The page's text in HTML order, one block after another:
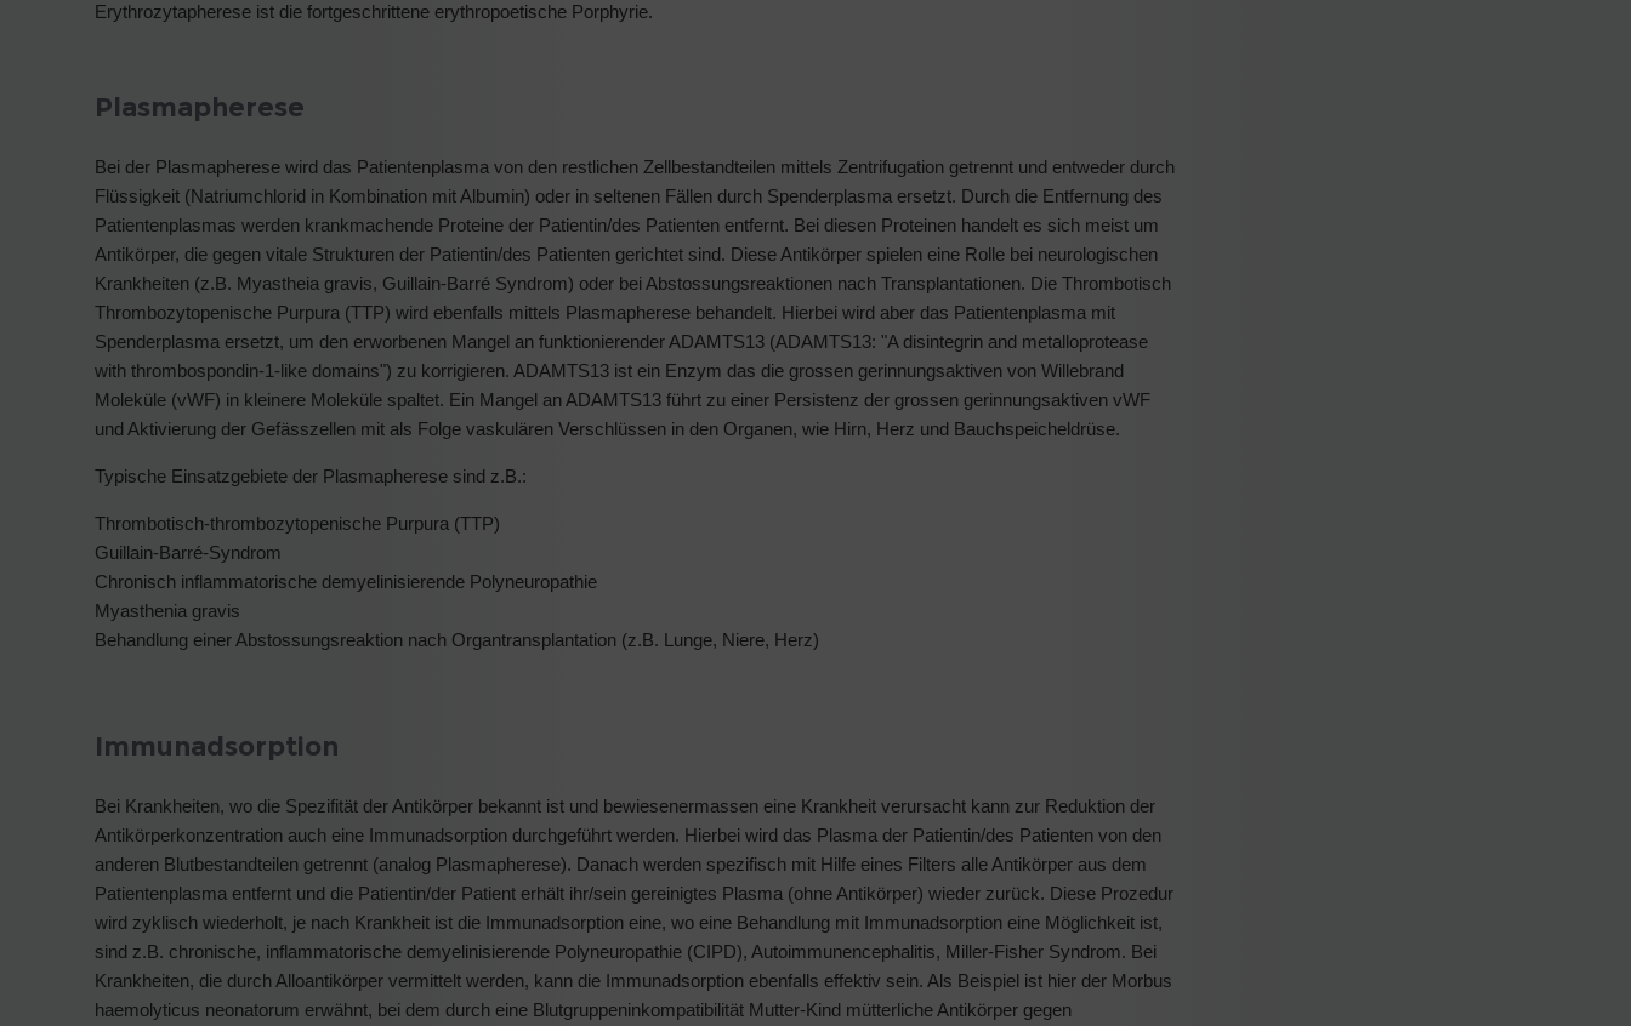
Erythrozytapherese ist die fortgeschrittene erythropoetische Porphyrie.
Plasmapherese
Bei der Plasmapherese wird das Patientenplasma von den restlichen Zellbestandteilen mittels Zentrifugation getrennt und entweder durch
Flüssigkeit (Natriumchlorid in Kombination mit Albumin) oder in seltenen Fällen durch Spenderplasma ersetzt. Durch die Entfernung des
Patientenplasmas werden krankmachende Proteine der Patientin/des Patienten entfernt. Bei diesen Proteinen handelt es sich meist um
Antikörper, die gegen vitale Strukturen der Patientin/des Patienten gerichtet sind. Diese Antikörper spielen eine Rolle bei neurologischen
Krankheiten (z.B. Myastheia gravis, Guillain-Barré Syndrom) oder bei Abstossungsreaktionen nach Transplantationen. Die Thrombotisch
Thrombozytopenische Purpura (TTP) wird ebenfalls mittels Plasmapherese behandelt. Hierbei wird aber das Patientenplasma mit
Spenderplasma ersetzt, um den erworbenen Mangel an funktionierender ADAMTS13 (ADAMTS13: "A disintegrin and metalloprotease
with thrombospondin-1-like domains") zu korrigieren. ADAMTS13 ist ein Enzym das die grossen gerinnungsaktiven von Willebrand
Moleküle (vWF) in kleinere Moleküle spaltet. Ein Mangel an ADAMTS13 führt zu einer Persistenz der grossen gerinnungsaktiven vWF
und Aktivierung der Gefässzellen mit als Folge vaskulären Verschlüssen in den Organen, wie Hirn, Herz und Bauchspeicheldrüse.
Typische Einsatzgebiete der Plasmapherese sind z.B.:
Thrombotisch-thrombozytopenische Purpura (TTP)
Guillain-Barré-Syndrom
Chronisch inflammatorische demyelinisierende Polyneuropathie
Myasthenia gravis
Behandlung einer Abstossungsreaktion nach Organtransplantation (z.B. Lunge, Niere, Herz)
Immunadsorption
Bei Krankheiten, wo die Spezifität der Antikörper bekannt ist und bewiesenermassen eine Krankheit verursacht kann zur Reduktion der
Antikörperkonzentration auch eine Immunadsorption durchgeführt werden. Hierbei wird das Plasma der Patientin/des Patienten von den
anderen Blutbestandteilen getrennt (analog Plasmapherese). Danach werden spezifisch mit Hilfe eines Filters alle Antikörper aus dem
Patientenplasma entfernt und die Patientin/der Patient erhält ihr/sein gereinigtes Plasma (ohne Antikörper) wieder zurück. Diese Prozedur
wird zyklisch wiederholt, je nach Krankheit ist die Immunadsorption eine, wo eine Behandlung mit Immunadsorption eine Möglichkeit ist,
sind z.B. chronische, inflammatorische demyelinisierende Polyneuropathie (CIPD), Autoimmunencephalitis, Miller-Fisher Syndrom. Bei
Krankheiten, die durch Alloantikörper vermittelt werden, kann die Immunadsorption ebenfalls effektiv sein. Als Beispiel ist hier der Morbus
haemolyticus neonatorum erwähnt, bei dem durch eine Blutgruppeninkompatibilität Mutter-Kind mütterliche Antikörper gegen